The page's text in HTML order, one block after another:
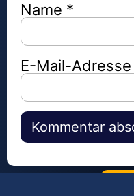
Tehilim – Psalm 82
Name *
E-Mail-Adresse
Alternative: